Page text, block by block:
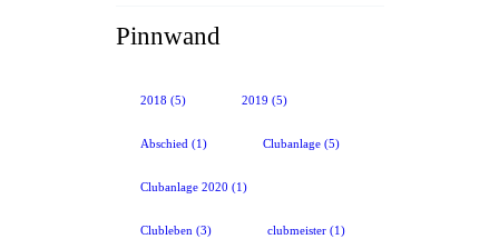
Pinnwand
2018 (5) 2019 (5)
Abschied (1) Clubanlage(5)
Clubanlage 2020 (1)
Clubleben (3) clubmeister(1)